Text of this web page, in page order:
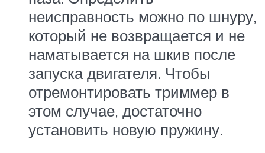
неисправность можно по шнуру,
который не возвращается и не
наматывается на шкив после
запуска двигателя. Чтобы
отремонтировать триммер в
этом случае, достаточно
установить новую пружину.